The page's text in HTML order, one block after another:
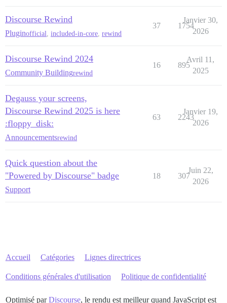
Discourse Rewind
Pluginofficial included-in-core rewind
37 1754
Janvier 30,
2026
Discourse Rewind 2024
Community Buildingrewind
16 895
Avril 11,
2025
Degauss your screens,
Discourse Rewind 2025 is here
:floppy_disk:
Announcementsrewind
63 2243
Janvier 19,
2026
Quick question about the
"Powered by Discourse" badge
Support
18 307
Juin 22,
2026
Accueil Catégories Lignes directrices
Conditions générales d'utilisation Politique de confidentialité
Optimisé parDiscourse, le rendu est meilleur quand JavaScript est